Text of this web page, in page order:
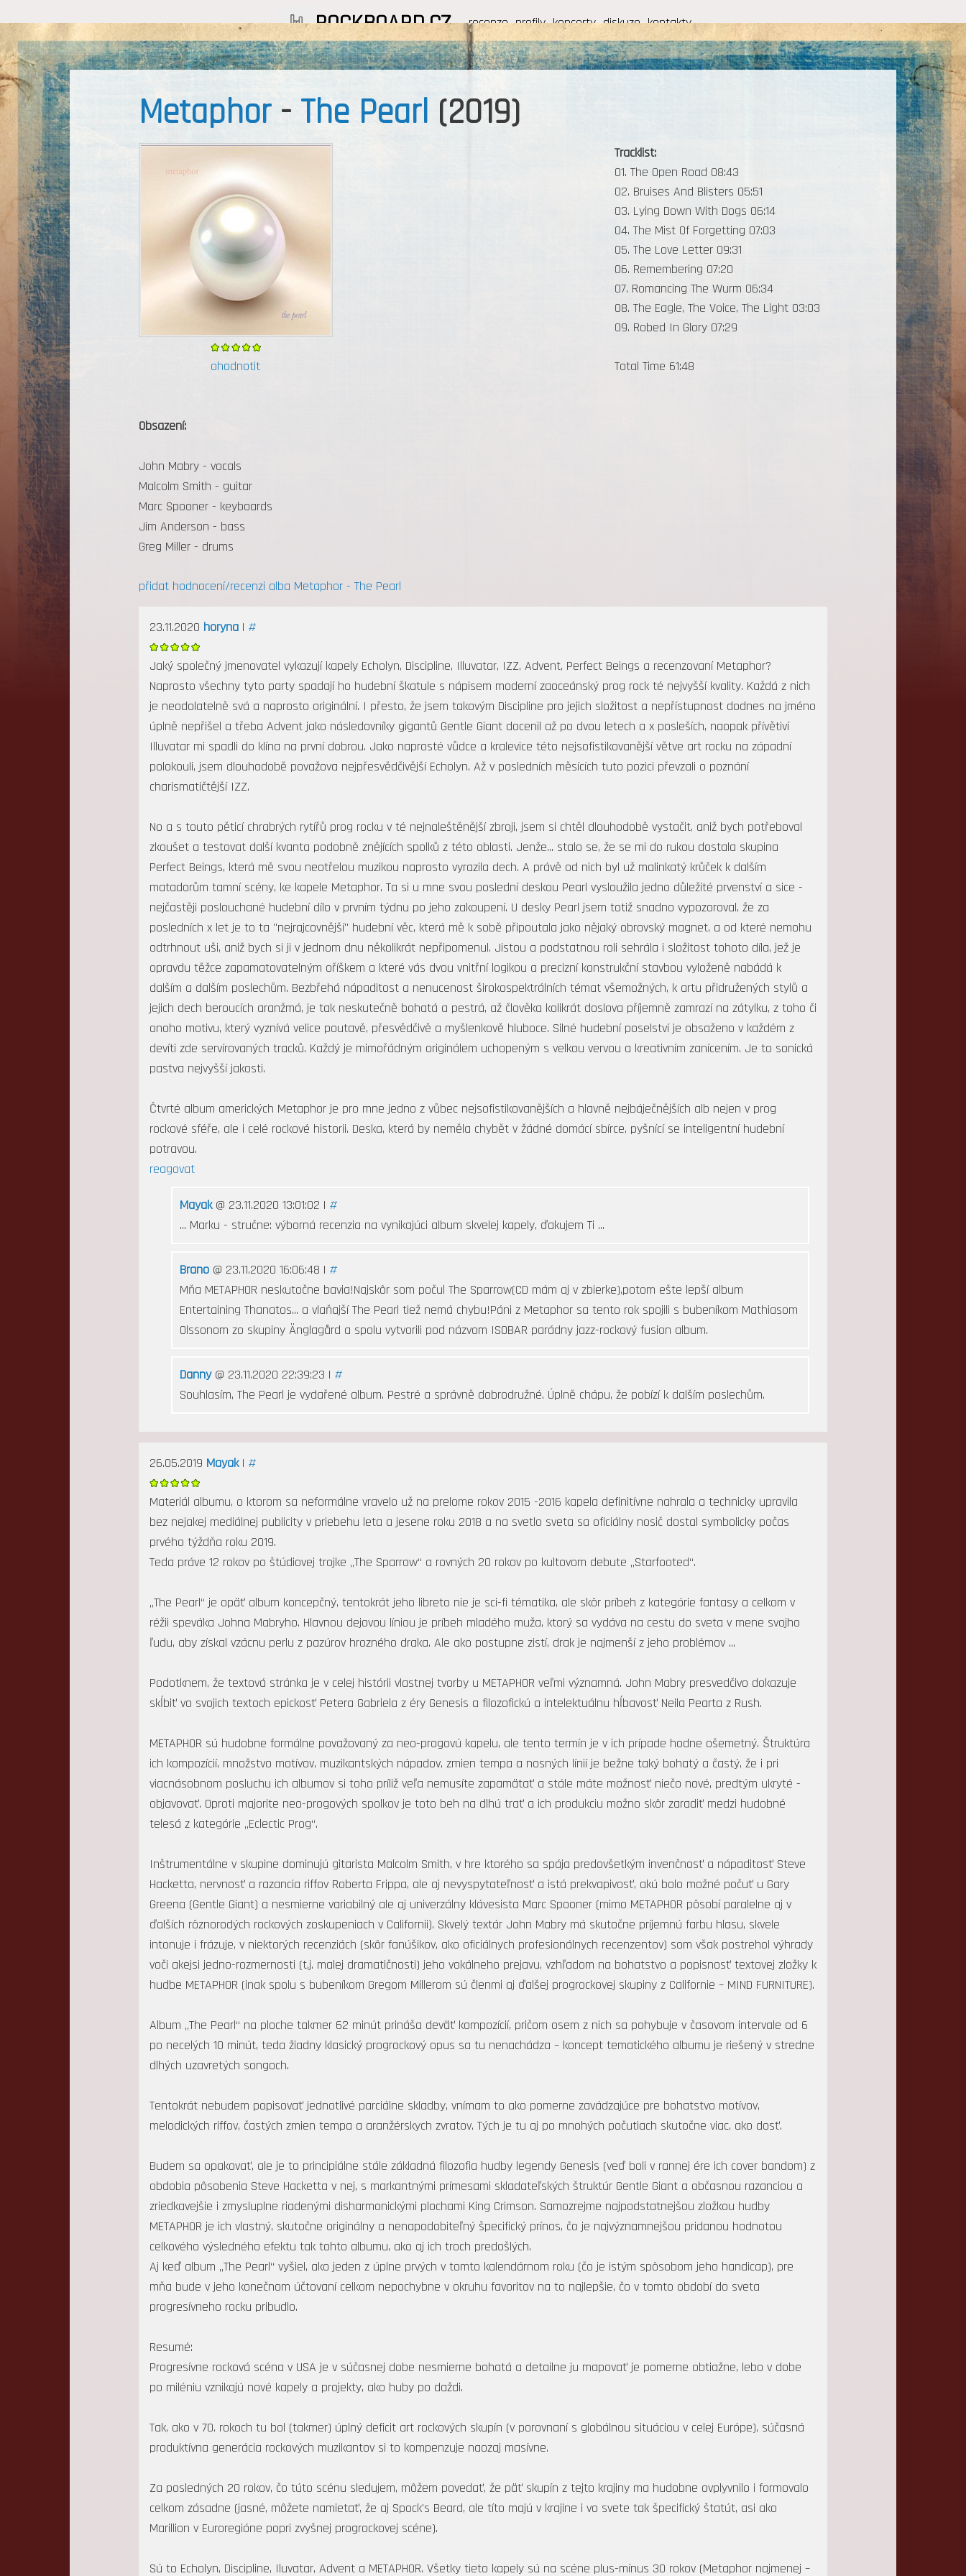
ROCKBOARD.CZ recenze profily koncerty diskuze kontakty
Metaphor- The Pearl (2019)
ohodnotit
Tracklist:
01. The Open Road 08:43
02. Bruises And Blisters 05:51
03. Lying Down With Dogs 06:14
04. The Mist Of Forgetting 07:03
05. The Love Letter 09:31
06. Remembering 07:20
07. Romancing The Wurm 06:34
08. The Eagle, The Voice, The Light 03:03
09. Robed In Glory 07:29
Total Time 61:48
Obsazení:
John Mabry - vocals
Malcolm Smith - guitar
Marc Spooner - keyboards
Jim Anderson - bass
Greg Miller - drums
přidat hodnocení/recenzi alba Metaphor - The Pearl
23.11.2020 horyna| #
Jaký společný jmenovatel vykazují kapely Echolyn, Discipline, Illuvatar, IZZ, Advent, Perfect Beings a recenzovaní Metaphor?
Naprosto všechny tyto party spadají ho hudební škatule s nápisem moderní zaoceánský prog rock té nejvyšší kvality. Každá z nich
je neodolatelně svá a naprosto originální. I přesto, že jsem takovým Discipline pro jejich složitost a nepřístupnost dodnes na jméno
úplně nepřišel a třeba Advent jako následovníky gigantů Gentle Giant docenil až po dvou letech a x posleších, naopak přívětiví
Illuvatar mi spadli do klína na první dobrou. Jako naprosté vůdce a kralevice této nejsofistikovanější větve art rocku na západní
polokouli, jsem dlouhodobě považova nejpřesvědčivější Echolyn. Až v posledních měsících tuto pozici převzali o poznání
charismatičtější IZZ.
No a s touto pěticí chrabrých rytířů prog rocku v té nejnaleštěnější zbroji, jsem si chtěl dlouhodobě vystačit, aniž bych potřeboval
zkoušet a testovat další kvanta podobně znějících spolků z této oblasti. Jenže... stalo se, že se mi do rukou dostala skupina
Perfect Beings, která mě svou neotřelou muzikou naprosto vyrazila dech. A právě od nich byl už malinkatý krůček k dalším
matadorům tamní scény, ke kapele Metaphor. Ta si u mne svou poslední deskou Pearl vysloužila jedno důležité prvenství a sice -
nejčastěji poslouchané hudební dílo v prvním týdnu po jeho zakoupení. U desky Pearl jsem totiž snadno vypozoroval, že za
posledních x let je to ta "nejrajcovnější" hudební věc, která mě k sobě připoutala jako nějaký obrovský magnet, a od které nemohu
odtrhnout uši, aniž bych si ji v jednom dnu několikrát nepřipomenul. Jistou a podstatnou roli sehrála i složitost tohoto díla, jež je
opravdu těžce zapamatovatelným oříškem a které vás dvou vnitřní logikou a precizní konstrukční stavbou vyloženě nabádá k
dalším a dalším poslechům. Bezbřehá nápaditost a nenucenost širokospektrálních témat všemožných, k artu přidružených stylů a
jejich dech beroucích aranžmá, je tak neskutečně bohatá a pestrá, až člověka kolikrát doslova příjemně zamrazí na zátylku, z toho či
onoho motivu, který vyznívá velice poutavě, přesvědčivě a myšlenkově hluboce. Silné hudební poselství je obsaženo v každém z
devíti zde servírovaných tracků. Každý je mimořádným originálem uchopeným s velkou vervou a kreativním zanícením. Je to sonická
pastva nejvyšší jakosti.
Čtvrté album amerických Metaphor je pro mne jedno z vůbec nejsofistikovanějších a hlavně nejbáječnějších alb nejen v prog
rockové sféře, ale i celé rockové historii. Deska, která by neměla chybět v žádné domácí sbírce, pyšnící se inteligentní hudební
potravou.
reagovat
Mayak@ 23.11.2020 13:01:02 | #
... Marku - stručne: výborná recenzia na vynikajúci album skvelej kapely, ďakujem Ti ...
Brano@ 23.11.2020 16:06:48 | #
Mňa METAPHOR neskutočne bavia!Najskôr som počul The Sparrow(CD mám aj v zbierke),potom ešte lepší album
Entertaining Thanatos... a vlaňajší The Pearl tiež nemá chybu!Páni z Metaphor sa tento rok spojili s bubeníkom Mathiasom
Olssonom zo skupiny Änglagård a spolu vytvorili pod názvom ISOBAR parádny jazz-rockový fusion album.
Danny@ 23.11.2020 22:39:23 | #
Souhlasím, The Pearl je vydařené album. Pestré a správně dobrodružné. Úplně chápu, že pobízí k dalším poslechům.
26.05.2019 Mayak| #
Materiál albumu, o ktorom sa neformálne vravelo už na prelome rokov 2015 -2016 kapela definitívne nahrala a technicky upravila
bez nejakej mediálnej publicity v priebehu leta a jesene roku 2018 a na svetlo sveta sa oficiálny nosič dostal symbolicky počas
prvého týždňa roku 2019.
Teda práve 12 rokov po štúdiovej trojke „The Sparrow“ a rovných 20 rokov po kultovom debute „Starfooted“.
„The Pearl“ je opäť album koncepčný, tentokrát jeho libreto nie je sci-fi tématika, ale skôr príbeh z kategórie fantasy a celkom v
réžii speváka Johna Mabryho. Hlavnou dejovou líniou je príbeh mladého muža, ktorý sa vydáva na cestu do sveta v mene svojho
ľudu, aby získal vzácnu perlu z pazúrov hrozného draka. Ale ako postupne zistí, drak je najmenší z jeho problémov ...
Podotknem, že textová stránka je v celej histórii vlastnej tvorby u METAPHOR veľmi významná. John Mabry presvedčivo dokazuje
skĺbiť vo svojich textoch epickosť Petera Gabriela z éry Genesis a filozofickú a intelektuálnu hĺbavosť Neila Pearta z Rush.
METAPHOR sú hudobne formálne považovaný za neo-progovú kapelu, ale tento termín je v ich prípade hodne ošemetný. Štruktúra
ich kompozícií, množstvo motívov, muzikantských nápadov, zmien tempa a nosných línií je bežne taký bohatý a častý, že i pri
viacnásobnom posluchu ich albumov si toho príliž veľa nemusíte zapamätať a stále máte možnosť niečo nové, predtým ukryté -
objavovať. Oproti majorite neo-progových spolkov je toto beh na dlhú trať a ich produkciu možno skôr zaradiť medzi hudobné
telesá z kategórie „Eclectic Prog“.
Inštrumentálne v skupine dominujú gitarista Malcolm Smith, v hre ktorého sa spája predovšetkým invenčnosť a nápaditosť Steve
Hacketta, nervnosť a razancia riffov Roberta Frippa, ale aj nevyspytateľnosť a istá prekvapivosť, akú bolo možné počuť u Gary
Greena (Gentle Giant) a nesmierne variabilný ale aj univerzálny klávesista Marc Spooner (mimo METAPHOR pôsobí paralelne aj v
ďalších rôznorodých rockových zoskupeniach v Californii). Skvelý textár John Mabry má skutočne príjemnú farbu hlasu, skvele
intonuje i frázuje, v niektorých recenziách (skôr fanúšikov, ako oficiálnych profesionálnych recenzentov) som však postrehol výhrady
voči akejsi jedno-rozmernosti (t.j. malej dramatičnosti) jeho vokálneho prejavu, vzhľadom na bohatstvo a popisnosť textovej zložky k
hudbe METAPHOR (inak spolu s bubeníkom Gregom Millerom sú členmi aj ďalšej progrockovej skupiny z Californie – MIND FURNITURE).
Album „The Pearl“ na ploche takmer 62 minút prináša deväť kompozícií, pričom osem z nich sa pohybuje v časovom intervale od 6
po necelých 10 minút, teda žiadny klasický progrockový opus sa tu nenachádza – koncept tematického albumu je riešený v stredne
dlhých uzavretých songoch.
Tentokrát nebudem popisovať jednotlivé parciálne skladby, vnímam to ako pomerne zavádzajúce pre bohatstvo motívov,
melodických riffov, častých zmien tempa a aranžérskych zvratov. Tých je tu aj po mnohých počutiach skutočne viac, ako dosť.
Budem sa opakovať, ale je to principiálne stále základná filozofia hudby legendy Genesis (veď boli v rannej ére ich cover bandom) z
obdobia pôsobenia Steve Hacketta v nej, s markantnými prímesami skladateľských štruktúr Gentle Giant a občasnou razanciou a
zriedkavejšie i zmysluplne riadenými disharmonickými plochami King Crimson. Samozrejme najpodstatnejšou zložkou hudby
METAPHOR je ich vlastný, skutočne originálny a nenapodobiteľný špecifický prínos, čo je najvýznamnejšou pridanou hodnotou
celkového výsledného efektu tak tohto albumu, ako aj ich troch predošlých.
Aj keď album „The Pearl“ vyšiel, ako jeden z úplne prvých v tomto kalendárnom roku (čo je istým spôsobom jeho handicap), pre
mňa bude v jeho konečnom účtovaní celkom nepochybne v okruhu favoritov na to najlepšie, čo v tomto období do sveta
progresívneho rocku pribudlo.
Resumé:
Progresívne rocková scéna v USA je v súčasnej dobe nesmierne bohatá a detailne ju mapovať je pomerne obtiažne, lebo v dobe
po miléniu vznikajú nové kapely a projekty, ako huby po daždi.
Tak, ako v 70. rokoch tu bol (takmer) úplný deficit art rockových skupín (v porovnaní s globálnou situáciou v celej Európe), súčasná
produktívna generácia rockových muzikantov si to kompenzuje naozaj masívne.
Za posledných 20 rokov, čo túto scénu sledujem, môžem povedať, že päť skupín z tejto krajiny ma hudobne ovplyvnilo i formovalo
celkom zásadne (jasné, môžete namietať, že aj Spock's Beard, ale títo majú v krajine i vo svete tak špecifický štatút, asi ako
Marillion v Euroregióne popri zvyšnej progrockovej scéne).
Sú to Echolyn, Discipline, Iluvatar, Advent a METAPHOR. Všetky tieto kapely sú na scéne plus-mínus 30 rokov (Metaphor najmenej –